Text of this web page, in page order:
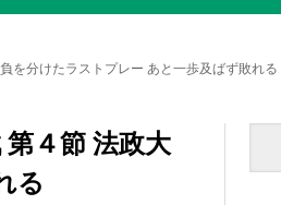
を分けたラストプレー あと一歩及ばず敗れる
４節 法政大
る